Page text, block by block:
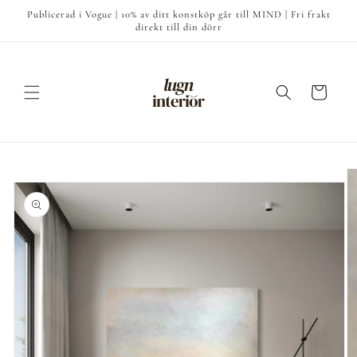
vidare
Publicerad i Vogue | 10% av ditt konstköp går till MIND | Fri frakt
direkt till din dörr
Varukorg